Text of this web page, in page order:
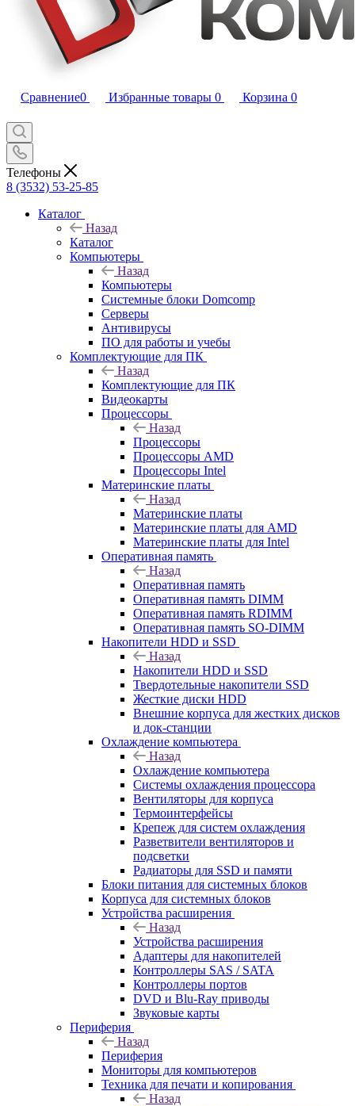
Сравнение0 Избранные товары 0 Корзина 0
Телефоны
8 (3532) 53-25-85
Каталог
Назад
Каталог
Компьютеры
Назад
Компьютеры
Системные блоки Domcomp
Серверы
Антивирусы
ПО для работы и учебы
Комплектующие для ПК
Назад
Комплектующие для ПК
Видеокарты
Процессоры
Назад
Процессоры
Процессоры AMD
Процессоры Intel
Материнские платы
Назад
Материнские платы
Материнские платы для AMD
Материнские платы для Intel
Оперативная память
Назад
Оперативная память
Оперативная память DIMM
Оперативная память RDIMM
Оперативная память SO-DIMM
Накопители HDD и SSD
Назад
Накопители HDD и SSD
Твердотельные накопители SSD
Жесткие диски HDD
Внешние корпуса для жестких дисков
и док-станции
Охлаждение компьютера
Назад
Охлаждение компьютера
Системы охлаждения процессора
Вентиляторы для корпуса
Термоинтерфейсы
Крепеж для систем охлаждения
Разветвители вентиляторов и
подсветки
Радиаторы для SSD и памяти
Блоки питания для системных блоков
Корпуса для системных блоков
Устройства расширения
Назад
Устройства расширения
Адаптеры для накопителей
Контроллеры SAS / SATA
Контроллеры портов
DVD и Blu-Ray приводы
Звуковые карты
Периферия
Назад
Периферия
Мониторы для компьютеров
Техника для печати и копирования
Назад